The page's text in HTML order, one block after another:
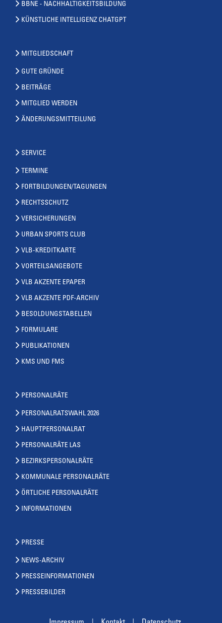
BBNE - NACHHALTIGKEITSBILDUNG
KÜNSTLICHE INTELLIGENZ CHATGPT
MITGLIEDSCHAFT
GUTE GRÜNDE
BEITRÄGE
MITGLIED WERDEN
ÄNDERUNGSMITTEILUNG
SERVICE
TERMINE
FORTBILDUNGEN/TAGUNGEN
RECHTSSCHUTZ
VERSICHERUNGEN
URBAN SPORTS CLUB
VLB-KREDITKARTE
VORTEILSANGEBOTE
VLB AKZENTE EPAPER
VLB AKZENTE PDF-ARCHIV
BESOLDUNGSTABELLEN
FORMULARE
PUBLIKATIONEN
KMS UND FMS
PERSONALRÄTE
PERSONALRATSWAHL 2026
HAUPTPERSONALRAT
PERSONALRÄTE LAS
BEZIRKSPERSONALRÄTE
KOMMUNALE PERSONALRÄTE
ÖRTLICHE PERSONALRÄTE
INFORMATIONEN
PRESSE
NEWS-ARCHIV
PRESSEINFORMATIONEN
PRESSEBILDER